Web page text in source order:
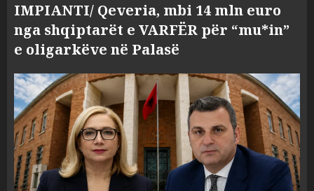
IMPIANTI/ Qeveria, mbi 14 mln euro
nga shqiptarët e VARFËR për “mu*in”
e oligarkëve në Palasë